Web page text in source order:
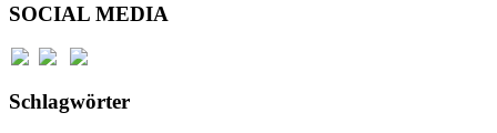
SOCIAL MEDIA
Schlagwörter